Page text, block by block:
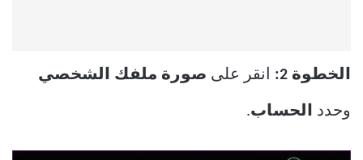
الخطوة 2: انقر على صورة ملفك الشخصي
وحدد الحساب.